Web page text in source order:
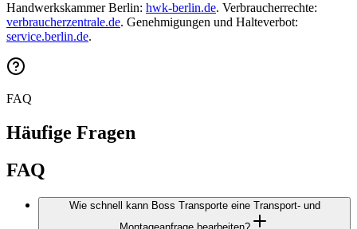
Handwerkskammer Berlin: hwk-berlin.de. Verbraucherrechte:
verbraucherzentrale.de. Genehmigungen und Halteverbot:
service.berlin.de.
FAQ
Häufige Fragen
FAQ
Wie schnell kann Boss Transporte eine Transport‑ und